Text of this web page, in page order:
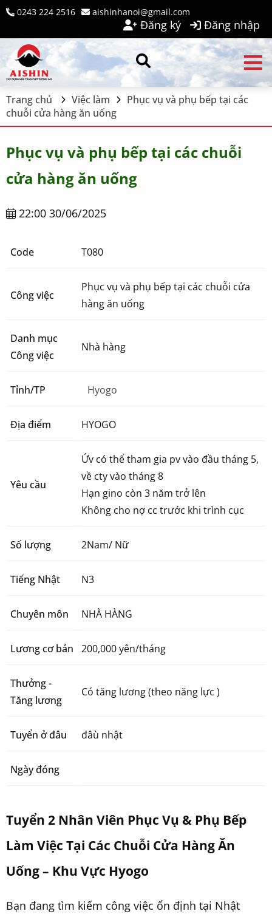
0243 224 2516 aishinhanoi@gmail.com
Đăng ký Đăng nhập
Trang chủ Việc làm
Phục vụ và phụ bếp tại các
chuỗi cửa hàng ăn uống
Phục vụ và phụ bếp tại các chuỗi
cửa hàng ăn uống
22:00 30/06/2025
Code T080
Công việc
Phục vụ và phụ bếp tại các chuỗi cửa
hàng ăn uống
Danh mục
Công việc
Nhà hàng
Tỉnh/TP Hyogo
Địa điểm HYOGO
Yêu cầu
Ứv có thể tham gia pv vào đầu tháng 5,
về cty vào tháng 8
Hạn gino còn 3 năm trở lên
Không cho nợ cc trước khi trình cục
Số lượng 2Nam/ Nữ
Tiếng Nhật N3
Chuyên môn NHÀ HÀNG
Lương cơ bản 200,000 yên/tháng
Thưởng -
Tăng lương
Có tăng lương (theo năng lực )
Tuyển ở đâu đâù nhật
Ngày đóng
Tuyển 2 Nhân Viên Phục Vụ & Phụ Bếp
Làm Việc Tại Các Chuỗi Cửa Hàng Ăn
Uống – Khu Vực Hyogo
Bạn đang tìm kiếm công việc ổn định tại Nhật